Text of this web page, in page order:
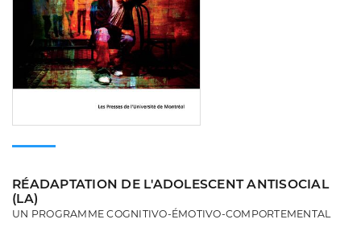
RÉADAPTATION DE L'ADOLESCENT ANTISOCIAL
(LA)
UN PROGRAMME COGNITIVO-ÉMOTIVO-COMPORTEMENTAL